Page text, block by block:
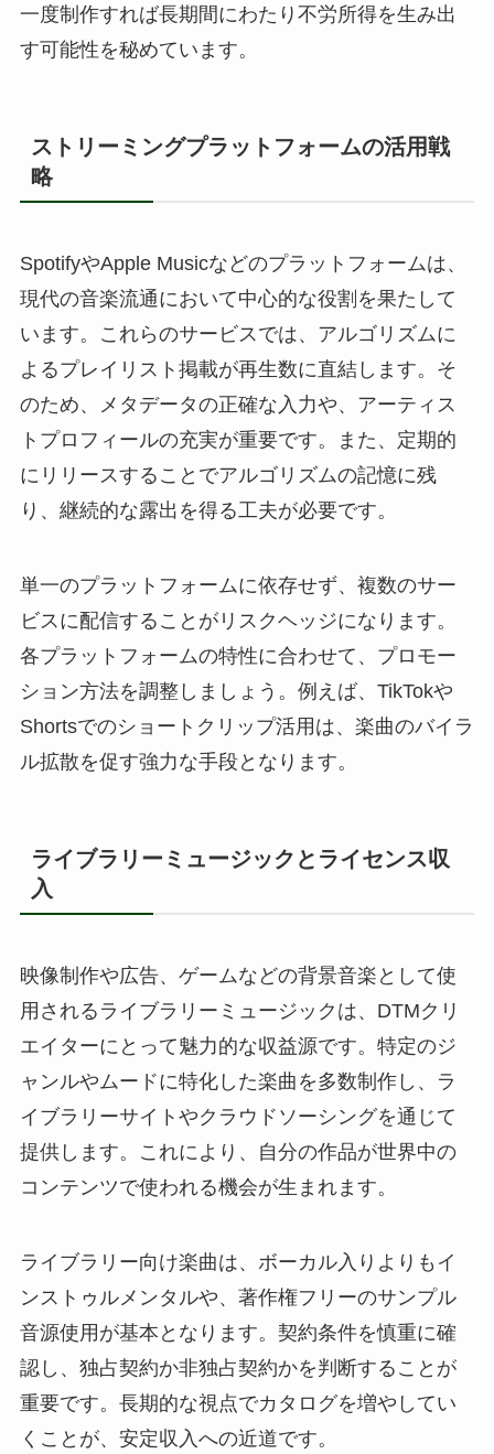
一度制作すれば長期間にわたり不労所得を生み出
す可能性を秘めています。
ストリーミングプラットフォームの活用戦
略
SpotifyやApple Musicなどのプラットフォームは、
現代の音楽流通において中心的な役割を果たして
います。これらのサービスでは、アルゴリズムに
よるプレイリスト掲載が再生数に直結します。そ
のため、メタデータの正確な入力や、アーティス
トプロフィールの充実が重要です。また、定期的
にリリースすることでアルゴリズムの記憶に残
り、継続的な露出を得る工夫が必要です。
単一のプラットフォームに依存せず、複数のサー
ビスに配信することがリスクヘッジになります。
各プラットフォームの特性に合わせて、プロモー
ション方法を調整しましょう。例えば、TikTokや
Shortsでのショートクリップ活用は、楽曲のバイラ
ル拡散を促す強力な手段となります。
ライブラリーミュージックとライセンス収
入
映像制作や広告、ゲームなどの背景音楽として使
用されるライブラリーミュージックは、DTMクリ
エイターにとって魅力的な収益源です。特定のジ
ャンルやムードに特化した楽曲を多数制作し、ラ
イブラリーサイトやクラウドソーシングを通じて
提供します。これにより、自分の作品が世界中の
コンテンツで使われる機会が生まれます。
ライブラリー向け楽曲は、ボーカル入りよりもイ
ンストゥルメンタルや、著作権フリーのサンプル
音源使用が基本となります。契約条件を慎重に確
認し、独占契約か非独占契約かを判断することが
重要です。長期的な視点でカタログを増やしてい
くことが、安定収入への近道です。